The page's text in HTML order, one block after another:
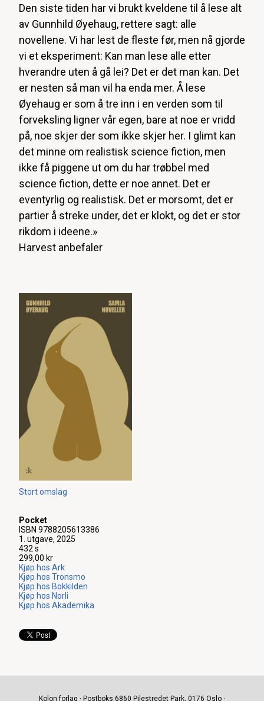
Den siste tiden har vi brukt kveldene til å lese alt
av Gunnhild Øyehaug, rettere sagt: alle
novellene. Vi har lest de fleste før, men nå gjorde
vi et eksperiment: Kan man lese alle etter
hverandre uten å gå lei? Det er det man kan. Det
er nesten så man vil ha enda mer. Å lese
Øyehaug er som å tre inn i en verden som til
forveksling ligner vår egen, bare at noe er vridd
på, noe skjer der som ikke skjer her. I glimt kan
det minne om realistisk science fiction, men
ikke få piggene ut om du har trøbbel med
science fiction, dette er noe annet. Det er
eventyrlig og realistisk. Det er morsomt, det er
partier å streke under, det er klokt, og det er stor
rikdom i ideene.»
Harvest anbefaler
Stort omslag
Pocket
ISBN 9788205613386
1. utgave, 2025
432 s
299,00 kr
Kjøp hos Ark
Kjøp hos Tronsmo
Kjøp hos Bokkilden
Kjøp hos Norli
Kjøp hos Akademika
Kolon forlag · Postboks 6860 Pilestredet Park, 0176 Oslo ·